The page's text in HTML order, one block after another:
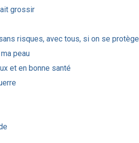
grossir
risques, avec tous, si on se protège
peau
et en bonne santé